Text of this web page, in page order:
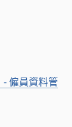
僱員資料管